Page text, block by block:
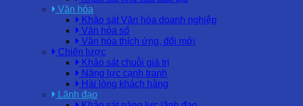
Văn hóa
Khảo sát Văn hóa doanh nghiệp
Văn hóa số
Văn hóa thích ứng, đổi mới
Chiến lược
Khảo sát chuỗi giá trị
Năng lực cạnh tranh
Hài lòng khách hàng
Lãnh đạo